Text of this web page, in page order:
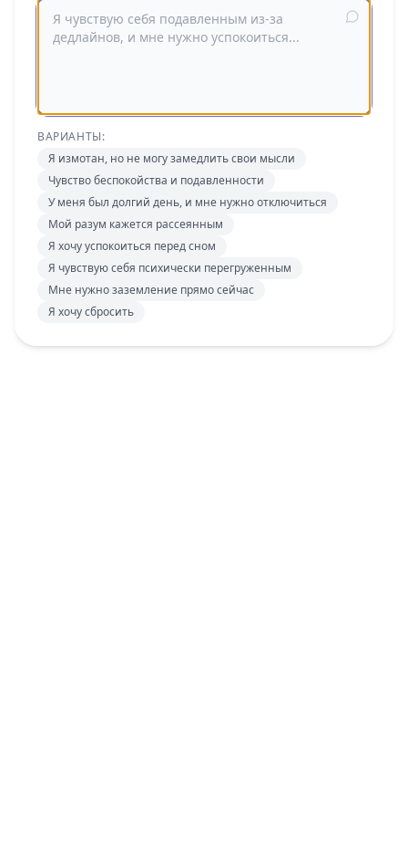
ВАРИАНТЫ:
Я измотан, но не могу замедлить свои мысли
Чувство беспокойства и подавленности
У меня был долгий день, и мне нужно отключиться
Мой разум кажется рассеянным
Я хочу успокоиться перед сном
Я чувствую себя психически перегруженным
Мне нужно заземление прямо сейчас
Я хочу сбросить